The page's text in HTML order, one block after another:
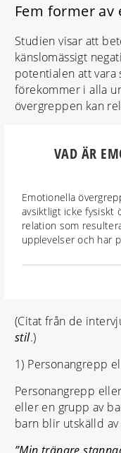
Fem former
Studien visar att
känslomässigt
potentialen att vara
förekommer i alla
övergreppen kan
VAD ÄR
Emotionella
avsiktligt icke fysiskt
relation som
upplevelser och har
Definitionen
som leder till
också handlingar
upplevelser av
och stöd. Samma
Storbritannien (7).
(Citat från de
stil.)
1) Personangrepp
Personangrepp
eller en grupp av
barn blir utskälld